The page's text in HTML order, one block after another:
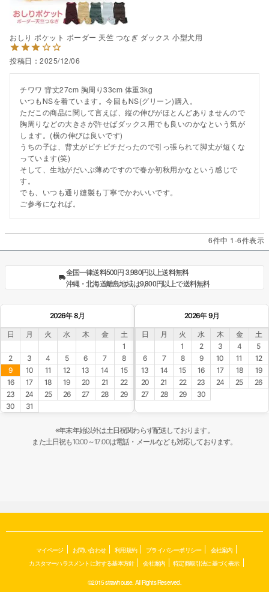
おしり ポケット ボーダー 天竺 つなぎ ダックス 小型犬用
投稿日 2025/12/06
チワワ 背丈27cm 胸周り33cm 体重3kg
いつもNSを着ています。今回もNS(グリーン)購入。
ただこの商品に関して言えば、縦の伸びがほとんどありませんので
胸周りなどの大きさが許せばダックス用でも良いのかなという気が
します。(横の伸びは良いです)
うちの子は、背丈がピチピチだったので引っ張られて脚丈が短くな
っています(笑)
そして、生地がだいぶ薄めですので春か初秋用かなという感じで
す。
でも、いつも通り縫製も丁寧でかわいいです。
ご参考になれば。
6件中 1-6件表示
全国一律送料500円 3,980円以上送料無料
沖縄・北海道離島地域は9,800円以上で送料無料
2026年 8月
日 月 火 水 木 金
土
1
2
3 4 5 6 7
8
9
10 11 12 13 14
15
16
17 18 19 20 21
22
23
24 25 26 27 28
29
30
31
2026年 9月
日 月 火 水 木 金
土
1
2 3 4
5
6
7 8 9 10 11
12
13
14 15 16 17 18
19
20
21 22 23 24 25
26
27
28 29 30
※年末年始以外は土日祝関わらず配送しております。
また土日祝も10:00～17:00は電話・メールなども対応しております。
マイページ お問い合わせ 利用規約 プライバシーポリシー
会社案内
カスタマーハラスメントに対する基本方針
会社案内 特定商取引法に基づく表示
©2015 strawhouse. All Rights Reserved.